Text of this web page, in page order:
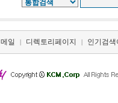
메일 | 디렉토리페이지 | 인기검색